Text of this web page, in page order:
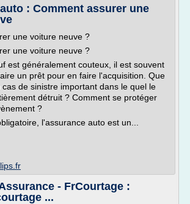
: Comment assurer une
une voiture neuve ?
une voiture neuve ?
est généralement couteux, il est souvent
un prêt pour en faire l'acquisition. Que
de sinistre important dans le quel le
détruit ? Comment se protéger
?
l'assurance auto est un...
- FrCourtage :
...